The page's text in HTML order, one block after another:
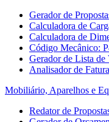
Gerador de
Calculadora de
Calculadora de
Código Mecânico:
Gerador de Lista de
Analisador de
Mobiliário, Aparelhos e
Redator de